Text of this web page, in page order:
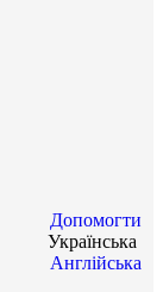
Допомогти
Українська
Англійська